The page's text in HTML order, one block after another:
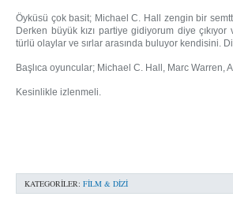
Öyküsü çok basit; Michael C. Hall zengin bir
Derken büyük kızı partiye gidiyorum diye
türlü olaylar ve sırlar arasında buluyor kendisini.
Başlıca oyuncular; Michael C. Hall, Marc Warren,
Kesinlikle izlenmeli.
KATEGORILER: FILM & DIZI